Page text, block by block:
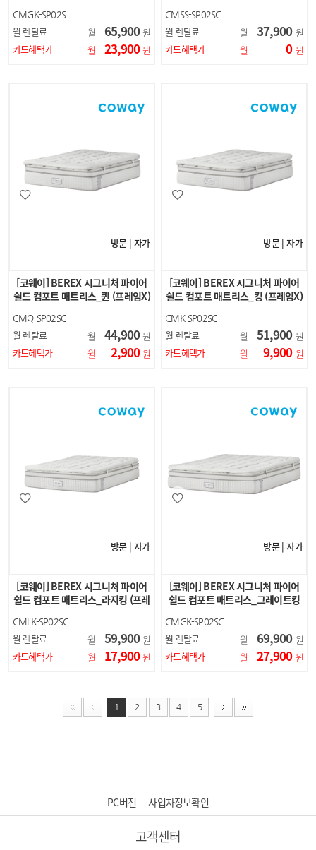
CMGK-SP02S
월 렌탈료 월 65,900 원
카드혜택가
월 23,900 원
CMSS-SP02SC
월 렌탈료 월 37,900 원
카드혜택가
월 0 원
방문 | 자가
[코웨이] BEREX 시그니처 파이어
쉴드 컴포트 매트리스_퀸 (프레임X)
CMQ-SP02SC
월 렌탈료 월 44,900 원
카드혜택가
월 2,900 원
방문 | 자가
[코웨이] BEREX 시그니처 파이어
쉴드 컴포트 매트리스_킹 (프레임X)
CMK-SP02SC
월 렌탈료 월 51,900 원
카드혜택가
월 9,900 원
방문 | 자가
[코웨이] BEREX 시그니처 파이어
쉴드 컴포트 매트리스_라지킹 (프레
CMLK-SP02SC
월 렌탈료 월 59,900 원
카드혜택가
월 17,900 원
방문 | 자가
[코웨이] BEREX 시그니처 파이어
쉴드 컴포트 매트리스_그레이트킹
CMGK-SP02SC
월 렌탈료 월 69,900 원
카드혜택가
월 27,900 원
1 2 3 4 5
PC버전 사업자정보확인
고객센터